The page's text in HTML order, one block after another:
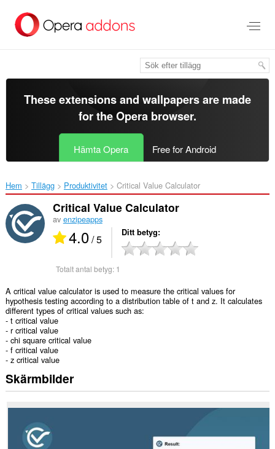
brödtexten
These extensions and wallpapers are made
for theOpera browser.
Hämta Opera Free for Android
Hem Tillägg Produktivitet Critical Value Calculator‎
Critical Value Calculator
av enzipeapps
4.0/ 5 Ditt betyg
Totalt antal betyg: 1
A critical value calculator is used to measure the critical values for
hypothesis testing according to a distribution table of t and z. It calculates
different types of critical values such as:
- t critical value
- r critical value
- chi square critical value
- f critical value
- z critical value
Skärmbilder